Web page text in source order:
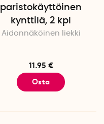
paristokäyttöinen
kynttilä, 2 kpl
Aidonnäköinen liekki
11.95 €
Osta